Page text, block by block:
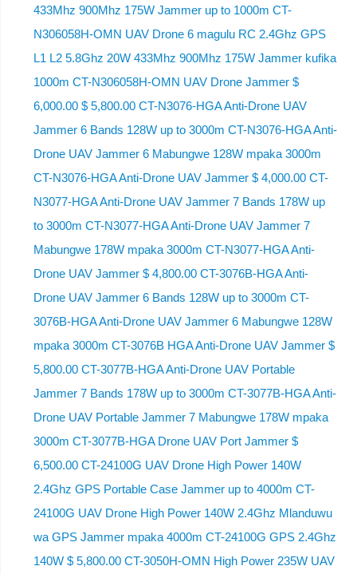
433Mhz 900Mhz 175W Jammer up to 1000m CT-
N306058H-OMN UAV Drone 6 magulu RC 2.4Ghz GPS
L1 L2 5.8Ghz 20W 433Mhz 900Mhz 175W Jammer kufika
1000m CT-N306058H-OMN UAV Drone Jammer $
6,000.00 $ 5,800.00 CT-N3076-HGA Anti-Drone UAV
Jammer 6 Bands 128W up to 3000m CT-N3076-HGA ​​Anti-
Drone UAV Jammer 6 Mabungwe 128W mpaka 3000m
CT-N3076-HGA ​​Anti-Drone UAV Jammer $ 4,000.00 CT-
N3077-HGA Anti-Drone UAV Jammer 7 Bands 178W up
to 3000m CT-N3077-HGA Anti-Drone UAV Jammer 7
Mabungwe 178W mpaka 3000m CT-N3077-HGA Anti-
Drone UAV Jammer $ 4,800.00 CT-3076B-HGA Anti-
Drone UAV Jammer 6 Bands 128W up to 3000m CT-
3076B-HGA Anti-Drone UAV Jammer 6 Mabungwe 128W
mpaka 3000m CT-3076B HGA Anti-Drone UAV Jammer $
5,800.00 CT-3077B-HGA Anti-Drone UAV Portable
Jammer 7 Bands 178W up to 3000m CT-3077B-HGA Anti-
Drone UAV Portable Jammer 7 Mabungwe 178W mpaka
3000m CT-3077B-HGA Drone UAV Port Jammer $
6,500.00 CT-24100G UAV Drone High Power 140W
2.4Ghz GPS Portable Case Jammer up to 4000m CT-
24100G UAV Drone High Power 140W 2.4Ghz Mlanduwu
wa GPS Jammer mpaka 4000m CT-24100G GPS 2.4Ghz
140W $ 5,800.00 CT-3050H-OMN High Power 235W UAV